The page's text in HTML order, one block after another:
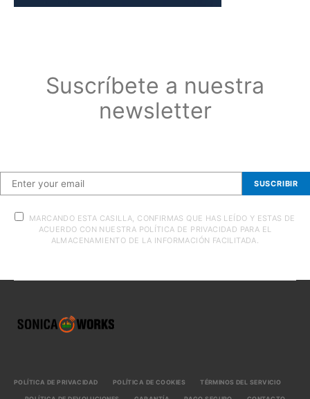
Suscríbete a nuestra
newsletter
SUSCRIBIR
MARCANDO ESTA CASILLA, CONFIRMAS QUE HAS LEÍDO Y ESTAS DE
ACUERDO CON NUESTRA POLÍTICA DE PRIVACIDAD PARA EL
ALMACENAMIENTO DE LA INFORMACIÓN FACILITADA.
POLÍTICA DE PRIVACIDAD POLÍTICA DE COOKIES TÉRMINOS DEL SERVICIO